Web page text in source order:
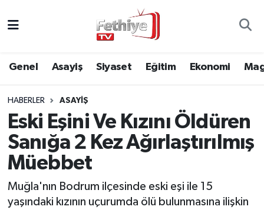
Genel Asayiş Siyaset Eğitim Ekonomi
HABERLER ASAYIŞ
Eski Eşini Ve Kızını Öldüren
Sanığa 2 Kez Ağırlaştırılmış
Müebbet
Muğla'nın Bodrum ilçesinde eski eşi ile 15
yaşındaki kızının uçurumda ölü bulunmasına ilişkin
Asayiş
Eğitim
Ekonomi
Muğla Hava Durumu
Muğla Namaz Vakitleri
Muğla Trafik Yoğunluk Haritası
Süper Lig Puan Durumu ve Fikstür